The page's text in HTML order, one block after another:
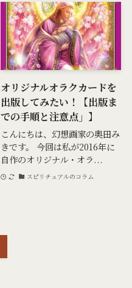
オリジナルオラクカードを
出版してみたい！【出版ま
での手順と注意点」】
こんにちは、幻想画家の奥田み
きです。 今回は私が2016年に
自作のオリジナル・オラ...
スピリチュアルのコラム